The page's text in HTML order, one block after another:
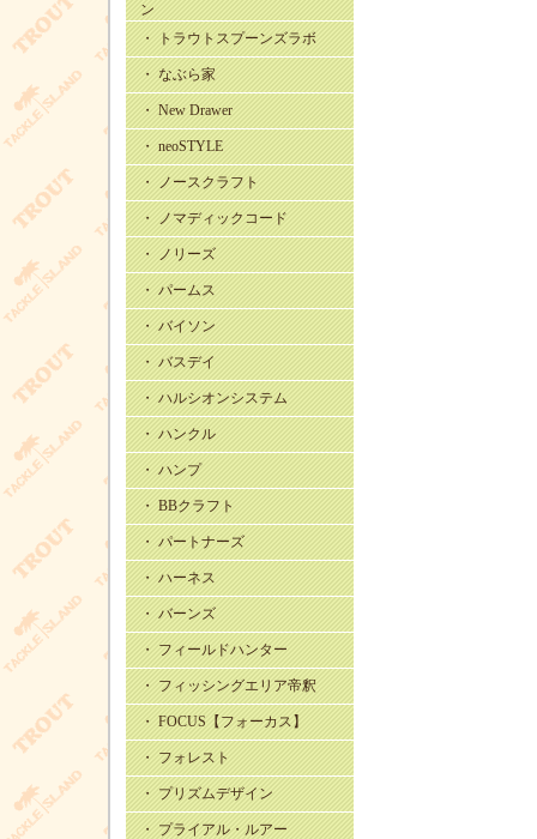
ン
・ トラウトスプーンズラボ
・ なぶら家
・ New Drawer
・ neoSTYLE
・ ノースクラフト
・ ノマディックコード
・ ノリーズ
・ パームス
・ バイソン
・ バスデイ
・ ハルシオンシステム
・ ハンクル
・ ハンプ
・ BBクラフト
・ パートナーズ
・ ハーネス
・ バーンズ
・ フィールドハンター
・ フィッシングエリア帝釈
・ FOCUS【フォーカス】
・ フォレスト
・ プリズムデザイン
・ プライアル・ルアー